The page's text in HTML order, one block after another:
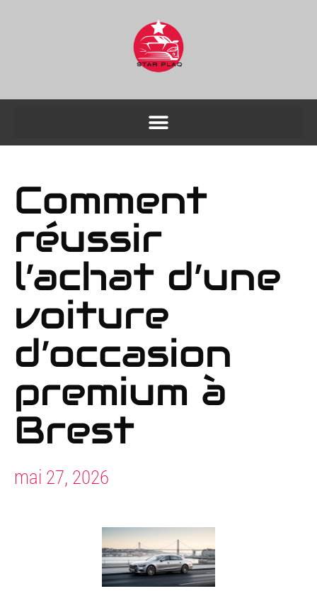
Comment
réussir
l’achat d’une
voiture
d’occasion
premium à
Brest
mai 27, 2026